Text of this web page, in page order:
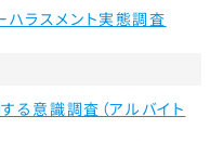
ハラスメント実態調査
意識調査（アルバイト